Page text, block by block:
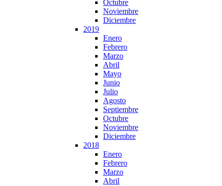
Octubre
Noviembre
Diciembre
2019
Enero
Febrero
Marzo
Abril
Mayo
Junio
Julio
Agosto
Septiembre
Octubre
Noviembre
Diciembre
2018
Enero
Febrero
Marzo
Abril